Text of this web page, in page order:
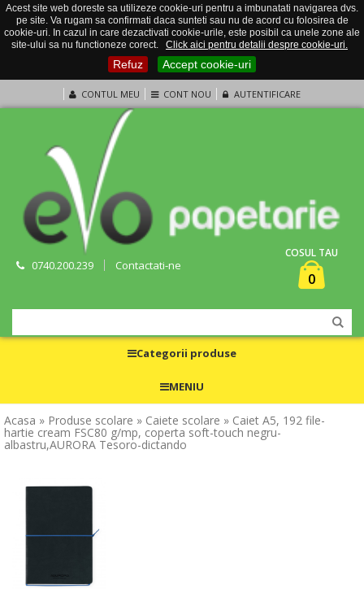
Acest site web doreste sa utilizeze cookie-uri pentru a imbunatati navigarea dvs.
pe site. Va rugam sa confirmati daca sunteti sau nu de acord cu folosirea de
cookie-uri. In cazul in care dezactivati cookie-urile, este posibil ca unele zone ale
site-ului sa nu functioneze corect.
Click aici pentru detalii despre cookie-uri.
Refuz Accept cookie-uri
CONTUL MEU CONT NOU AUTENTIFICARE
0740.200.239 Contactati-ne
COSUL TAU
0
Categorii produse
MENIU
Acasa » Produse scolare » Caiete scolare » Caiet A5, 192 file-
hartie cream FSC80 g/mp, coperta soft-touch negru-
albastru,AURORA Tesoro-dictando